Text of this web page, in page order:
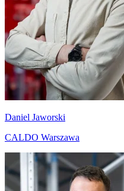
Daniel Jaworski
CALDO Warszawa